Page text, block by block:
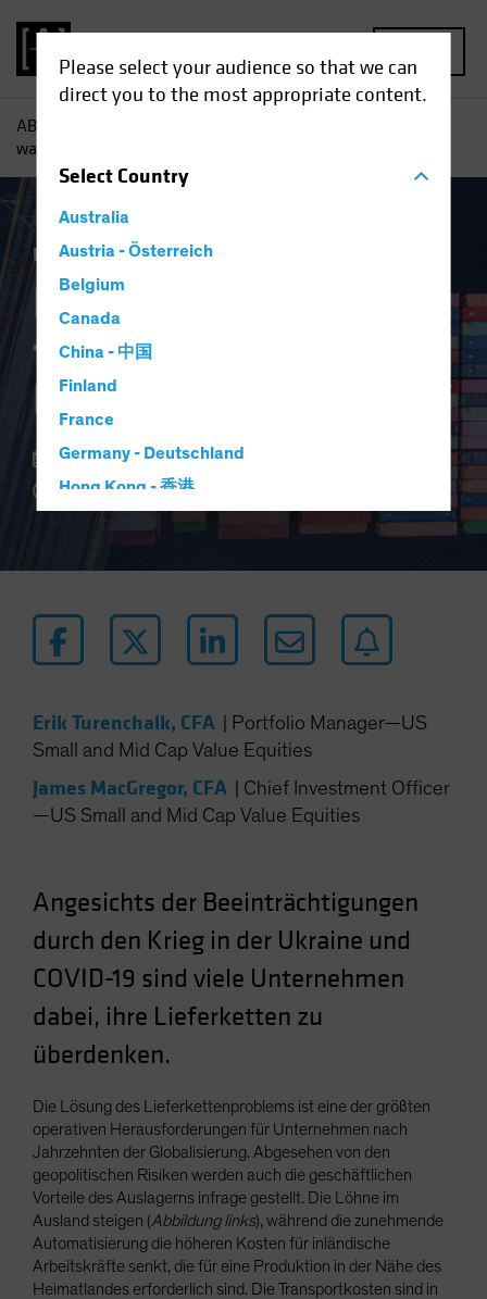
Please select your audience so that we can
direct you to the most appropriate content.
SelectCountry
Australia
Austria - Österreich
Belgium
Canada
China - 中国
Finland
France
Germany - Deutschland
Hong Kong - 香港
Japan - 日本
Latin America
Netherlands
New Zealand
Norway
Other Asia-Pacific
Portugal
South Korea - 대한민국
Spain
Sweden
Switzerland
UK
United States (US Citizens)
US (Non-US Citizens/NRC)
AB
wandelnde Lieferketten
Ukraine-Invasion Aktien
Ein Anlegerleitfaden
für sich wandelnde
Lieferketten
04 Mai 2022
5 min read
Erik Turenchalk, CFA
Portfolio Manager—US
Small and Mid Cap Value Equities
James MacGregor, CFA
Chief Investment Officer
—US Small and Mid Cap Value Equities
Angesichts der Beeinträchtigungen
durch den Krieg in der Ukraine und
COVID-19 sind viele Unternehmen
dabei, ihre Lieferketten zu
überdenken.
Die Lösung des Lieferkettenproblems ist eine der größten
operativen Herausforderungen für Unternehmen nach
Jahrzehnten der Globalisierung. Abgesehen von den
geopolitischen Risiken werden auch die geschäftlichen
Vorteile des Auslagerns infrage gestellt. Die Löhne im
Ausland steigen (Abbildung links), während die zunehmende
Automatisierung die höheren Kosten für inländische
Arbeitskräfte senkt, die für eine Produktion in der Nähe des
Heimatlandes erforderlich sind. Die Transportkosten sind in